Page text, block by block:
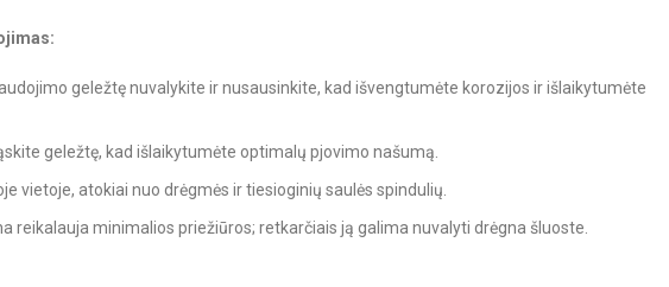
geležtę nuvalykite ir nusausinkite, kad išvengtumėte korozijos ir išlaikytumėte
geležtę, kad išlaikytumėte optimalų pjovimo našumą.
vietoje, atokiai nuo drėgmės ir tiesioginių saulės spindulių.
reikalauja minimalios priežiūros; retkarčiais ją galima nuvalyti drėgna šluoste.